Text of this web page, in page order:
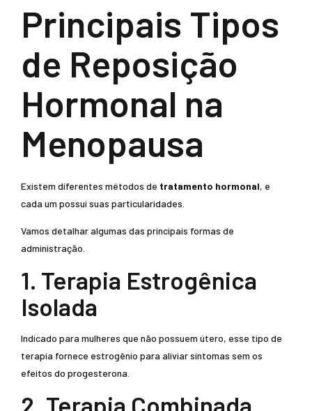
Principais Tipos
de Reposição
Hormonal na
Menopausa
Existem diferentes métodos de tratamento hormonal, e
cada um possui suas particularidades.
Vamos detalhar algumas das principais formas de
administração.
1. Terapia Estrogênica
Isolada
Indicado para mulheres que não possuem útero, esse tipo de
terapia fornece estrogênio para aliviar sintomas sem os
efeitos do progesterona.
2. Terapia Combinada